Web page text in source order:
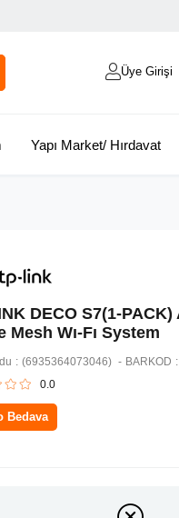
Üye Girişi
Yapı Market/ Hırdavat
DECO S7(1-
Mesh Wı-Fı System
(6935364073046) BARKOD :
0.0
Bedava